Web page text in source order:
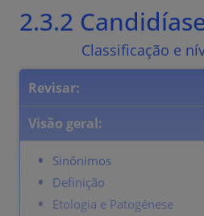
2.3.2
Classificação e
Revisar:
Visão geral:
Sinônimos
Definição
Etologia e Patogénese